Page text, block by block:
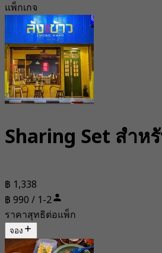
แพ็กเกจ
Sharing Set สำห
฿ 1,338
฿ 990 / 1-2
ราคาสุทธิต่อแพ็ก
จอง